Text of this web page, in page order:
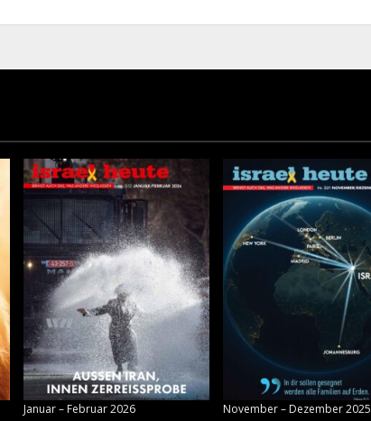
Januar – Februar 2026 November – Dezember 2025